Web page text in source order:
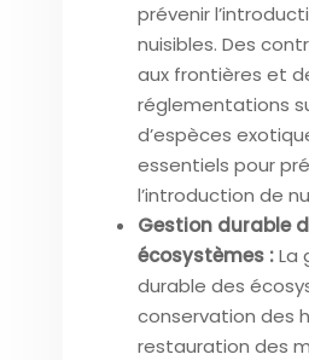
prévenir
nuisibles. Des
aux frontières et
réglementations
d’espèces
essentiels pour
l’introduction de
Gestion durable
écosystèmes :La
durable des
conservation des
restauration des